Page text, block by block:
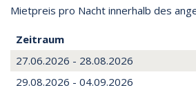
Mietpreis pro Nacht innerhalb des
Zeitraum
27.06.2026 - 28.08.2026
29.08.2026 - 04.09.2026